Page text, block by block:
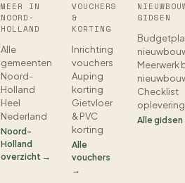
MEER IN
NOORD-
HOLLAND
Alle
gemeenten
Noord-
Holland
Heel
Nederland
Noord-
Holland
overzicht →
VOUCHERS
&
KORTING
Inrichting
vouchers
Auping
korting
Gietvloer
& PVC
korting
Alle
vouchers
→
GIDSEN
Meerwerk
Checklist
oplevering
Alle